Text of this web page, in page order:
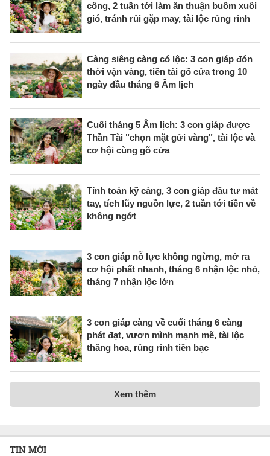
công, 2 tuần tới làm ăn thuận buồm xuôi
gió, tránh rủi gặp may, tài lộc rủng rỉnh
Càng siêng càng có lộc: 3 con giáp đón
thời vận vàng, tiền tài gõ cửa trong 10
ngày đầu tháng 6 Âm lịch
Cuối tháng 5 Âm lịch: 3 con giáp được
Thần Tài "chọn mặt gửi vàng", tài lộc và
cơ hội cùng gõ cửa
Tính toán kỹ càng, 3 con giáp đầu tư mát
tay, tích lũy nguồn lực, 2 tuần tới tiền về
không ngớt
3 con giáp nỗ lực không ngừng, mở ra
cơ hội phất nhanh, tháng 6 nhận lộc nhỏ,
tháng 7 nhận lộc lớn
3 con giáp càng về cuối tháng 6 càng
phát đạt, vươn mình mạnh mẽ, tài lộc
thăng hoa, rủng rỉnh tiền bạc
Xem thêm
TIN MỚI